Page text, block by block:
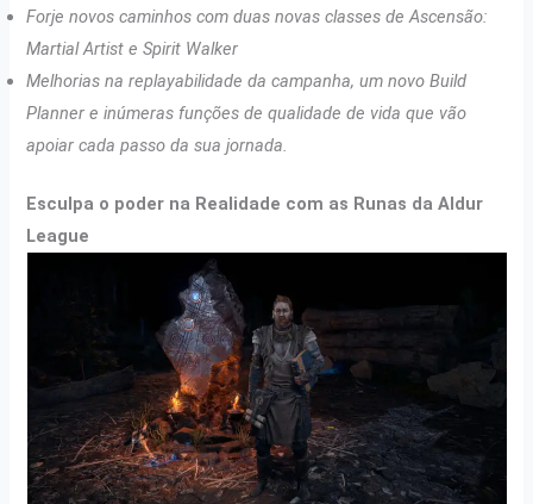
Forje novos caminhos com duas novas classes de Ascensão:
Martial Artist e Spirit Walker
Melhorias na replayabilidade da campanha, um novo Build
Planner e inúmeras funções de qualidade de vida que vão
apoiar cada passo da sua jornada.
Esculpa o poder na Realidade com as Runas da Aldur
League